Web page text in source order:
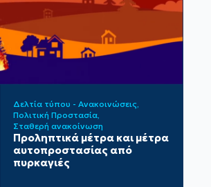
Δελτία τύπου - Ανακοινώσεις
Πολιτική Προστασία
Σταθερή ανακοίνωση
Προληπτικά μέτρα και μέτρα
αυτοπροστασίας από
πυρκαγιές